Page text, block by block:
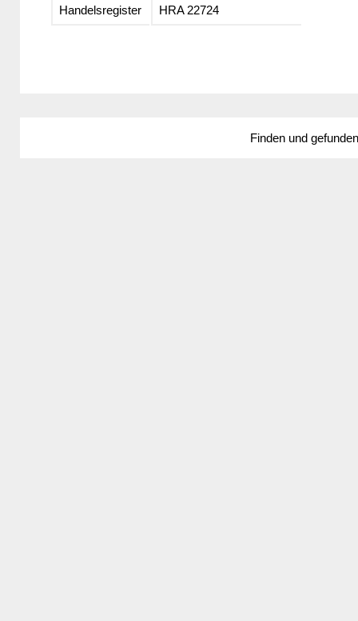
Handelsregister HRA 22724
Finden und